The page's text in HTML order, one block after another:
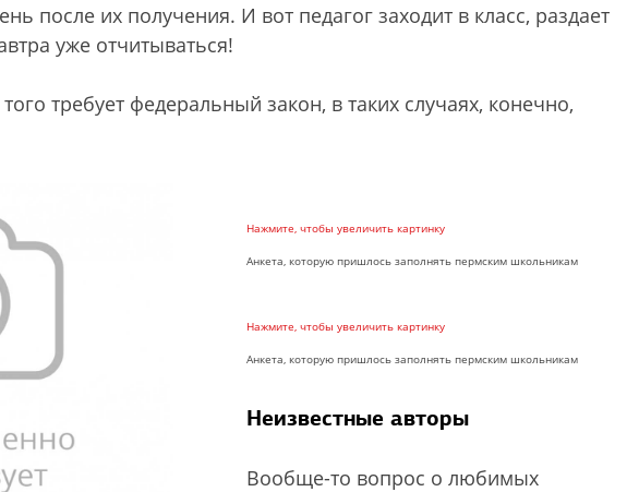
после их получения. И вот педагог заходит в класс, раздает
уже отчитываться!
требует федеральный закон, в таких случаях, конечно,
Нажмите, чтобы увеличить картинку
Анкета, которую пришлось заполнять пермским школьникам
Нажмите, чтобы увеличить картинку
Анкета, которую пришлось заполнять пермским школьникам
Неизвестные авторы
Вообще-то вопрос о любимых